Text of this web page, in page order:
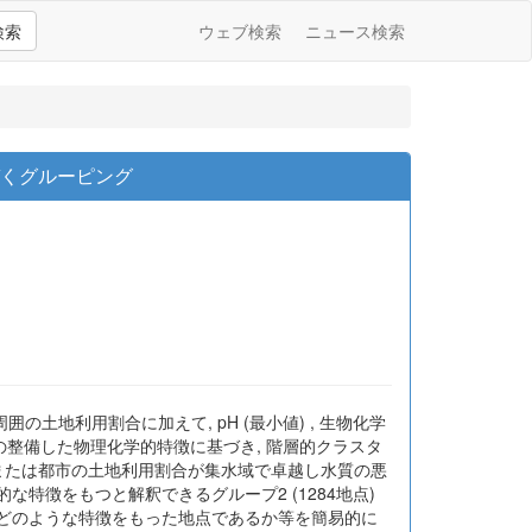
索 ウェブ検索 ニュース検索
グルーピング
の土地利用割合に加えて, pH (最小値) , 生物化学
備した物理化学的特徴に基づき, 階層的クラスタ
は都市の土地利用割合が集水域で卓越し水質の悪
特徴をもつと解釈できるグループ2 (1284地点)
ような特徴をもった地点であるか等を簡易的に